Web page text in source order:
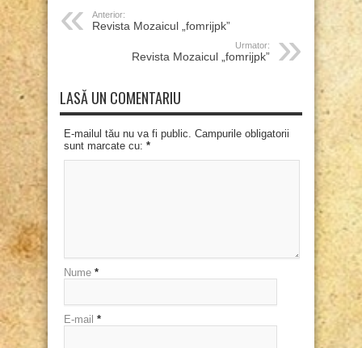
Anterior:
Revista Mozaicul „fomrijpk”
Urmator:
Revista Mozaicul „fomrijpk”
LASĂ UN COMENTARIU
E-mailul tău nu va fi public. Campurile obligatorii
sunt marcate cu: *
Nume *
E-mail *